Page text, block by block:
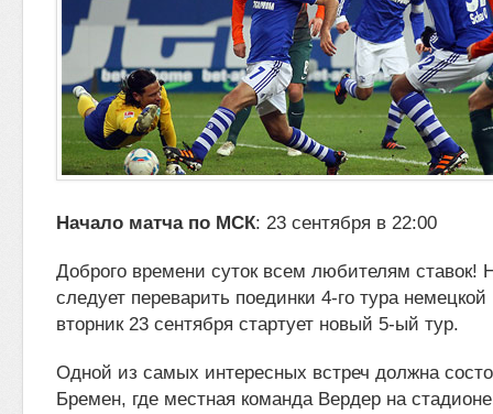
Начало матча по МСК: 23 сентября в 22:00
Доброго времени суток всем любителям ставок!
следует переварить поединки 4-го тура
вторник 23 сентября стартует новый 5-ый тур.
Одной из самых интересных встреч должна
Бремен, где местная команда Вердер на